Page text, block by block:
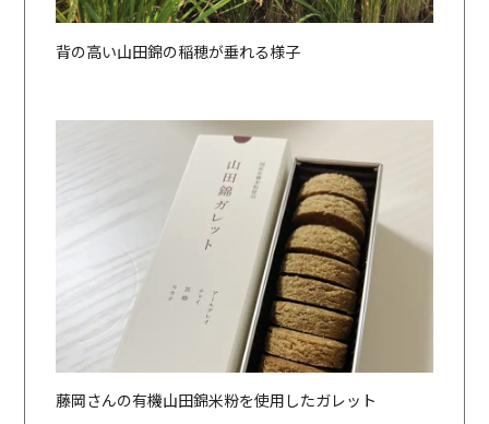
背の高い山田錦の稲穂が垂れる様子
藤岡さんの有機山田錦米粉を使用したガレット